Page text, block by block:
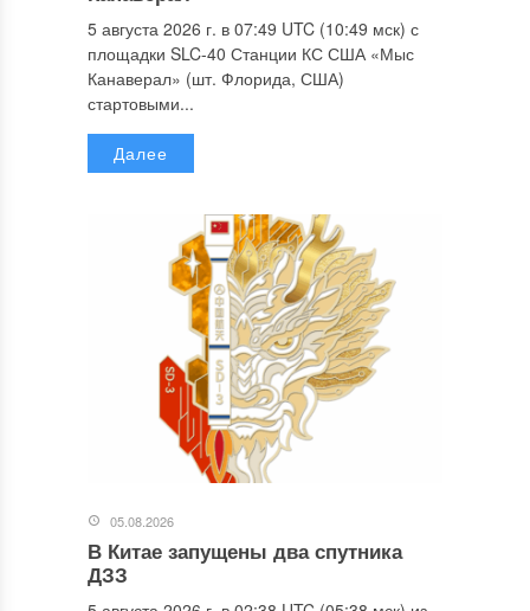
5 августа 2026 г. в 07:49 UTC (10:49 мск) с
площадки SLC-40 Станции КС США «Мыс
Канаверал» (шт. Флорида, США)
стартовыми...
Далее
05.08.2026
В Китае запущены два спутника
ДЗЗ